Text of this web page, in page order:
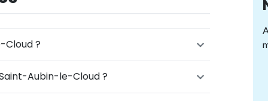
Cloud ?
Aubin-le-Cloud ?